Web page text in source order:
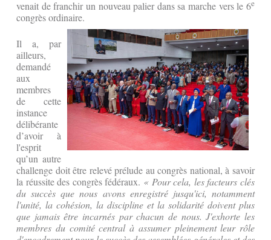
venait de franchir un nouveau palier dans sa marche vers le 6e
congrès ordinaire.
Il a, par
ailleurs,
demandé
aux
membres
de cette
instance
délibérante
d’avoir à
l'esprit
qu’un autre
challenge doit être relevé prélude au congrès national, à savoir
la réussite des congrès fédéraux. « Pour cela, les facteurs clés
du succès que nous avons enregistré jusqu'ici, notamment
l'unité, la cohésion, la discipline et la solidarité doivent plus
que jamais être incarnés par chacun de nous. J'exhorte les
membres du comité central à assumer pleinement leur rôle